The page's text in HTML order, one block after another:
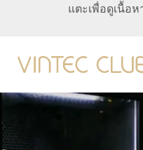
แตะเพื่อดูเนื้อ